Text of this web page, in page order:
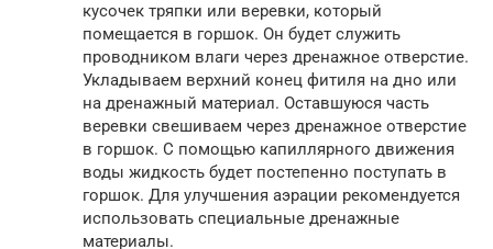
кусочек тряпки или веревки, который
помещается в горшок. Он будет служить
проводником влаги через дренажное отверстие.
Укладываем верхний конец фитиля на дно или
на дренажный материал. Оставшуюся часть
веревки свешиваем через дренажное отверстие
в горшок. С помощью капиллярного движения
воды жидкость будет постепенно поступать в
горшок. Для улучшения аэрации рекомендуется
использовать специальные дренажные
материалы.